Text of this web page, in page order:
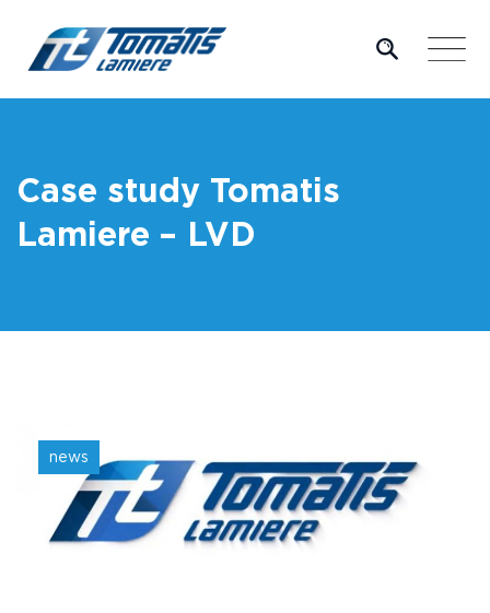
content
Case study Tomatis
Lamiere – LVD
news